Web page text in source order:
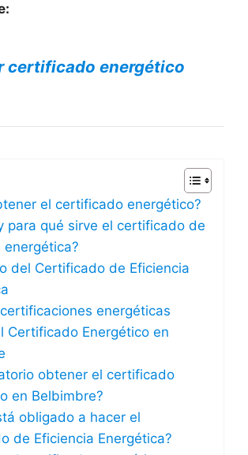
certificado energético
el certificado energético?
para qué sirve el certificado de
energética?
del Certificado de Eficiencia
energéticas
Certificado Energético en
obtener el certificado
en Belbimbre?
obligado a hacer el
de Eficiencia Energética?